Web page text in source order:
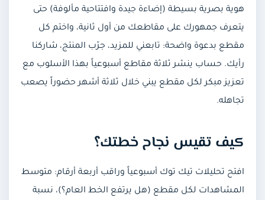
هوية بصرية بسيطة (إضاءة جيدة وافتتاحية مألوفة) حتى
يتعرف جمهورك على مقاطعك من أول ثانية، واختم كل
مقطع بدعوة واضحة: تابعني للمزيد، جرّب المنتج، شاركنا
رأيك. حساب ينشر ثلاثة مقاطع أسبوعياً بهذا الأسلوب مع
تعزيز مبكر لكل مقطع يبني خلال ثلاثة أشهر حضوراً يصعب
تجاهله.
كيف تقيس نجاح خطتك؟
افتح تحليلات تيك توك أسبوعياً وراقب أربعة أرقام: متوسط
المشاهدات لكل مقطع (هل يرتفع الخط العام؟)، نسبة